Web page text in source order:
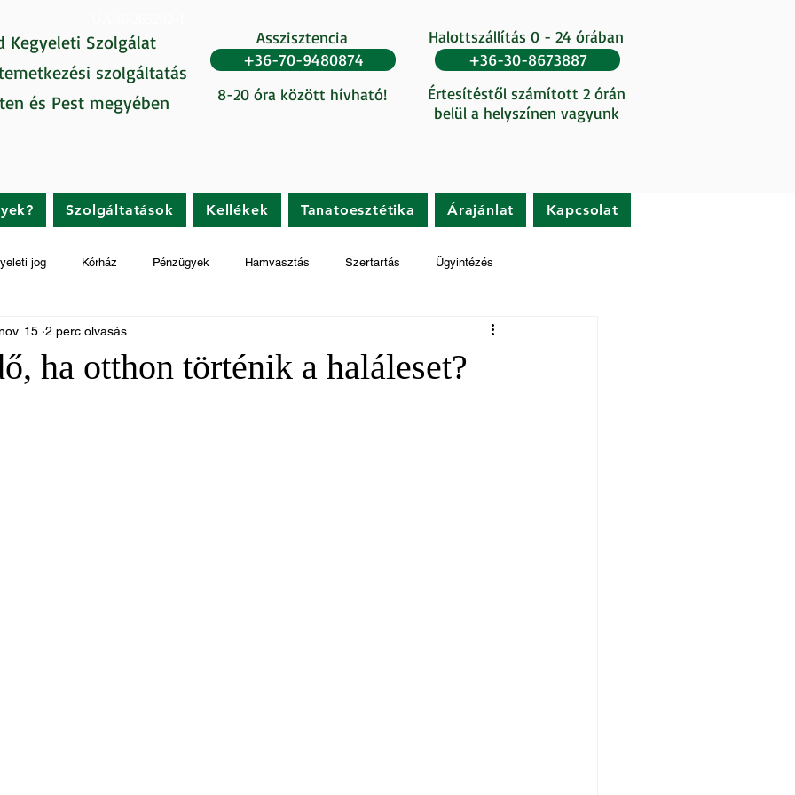
Kegyeleti Szolgálat
szolgáltatás
és Pest megyében
Asszisztencia
8-20 óra között hívható!
+36-70-9480874
Halottszállítás 0 - 24 órában
Értesítéstől számított 2 órán
belül a helyszínen vagyunk
+36-30-8673887
Szolgáltatások Kellékek Tanatoesztétika Árajánlat Kapcsolat
jog Kórház Pénzügyek Hamvasztás Szertartás Ügyintézés
ha otthon történik a haláleset?
15. 2 perc olvasás
5-ből.